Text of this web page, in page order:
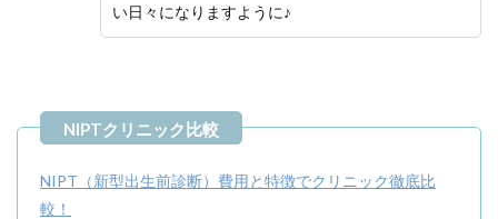
い日々になりますように♪
NIPT（新型出生前診断）費用と特徴でクリニック徹底比
較！